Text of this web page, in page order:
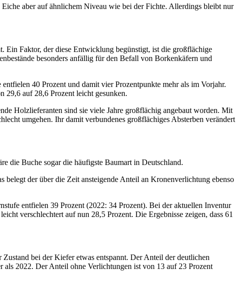
aber auf ähnlichem Niveau wie bei der Fichte. Allerdings bleibt nur
Ein Faktor, der diese Entwicklung begünstigt, ist die großflächige
besonders anfällig für den Befall von Borkenkäfern und
40 Prozent und damit vier Prozentpunkte mehr als im Vorjahr.
29,6 auf 28,6 Prozent leicht gesunken.
Holzlieferanten sind sie viele Jahre großflächig angebaut worden. Mit
umgehen. Ihr damit verbundenes großflächiges Absterben verändert
die Buche sogar die häufigste Baumart in Deutschland.
der über die Zeit ansteigende Anteil an Kronenverlichtung ebenso
entfielen 39 Prozent (2022: 34 Prozent). Bei der aktuellen Inventur
verschlechtert auf nun 28,5 Prozent. Die Ergebnisse zeigen, dass 61
bei der Kiefer etwas entspannt. Der Anteil der deutlichen
2022. Der Anteil ohne Verlichtungen ist von 13 auf 23 Prozent